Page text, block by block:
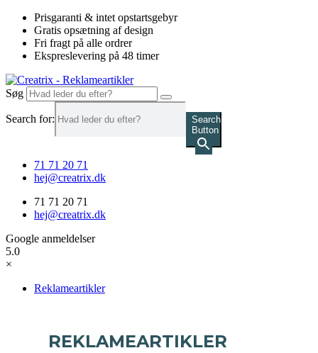
Videre
indhold
Prisgaranti & intet opstartsgebyr
Gratis opsætning af design
Fri fragt på alle ordrer
Ekspreslevering på 48 timer
Søg
Search for:
Search
Button
71 71 20 71
hej@creatrix.dk
71 71 20 71
hej@creatrix.dk
Google anmeldelser
5.0
×
Reklameartikler
REKLAMEARTIKLER